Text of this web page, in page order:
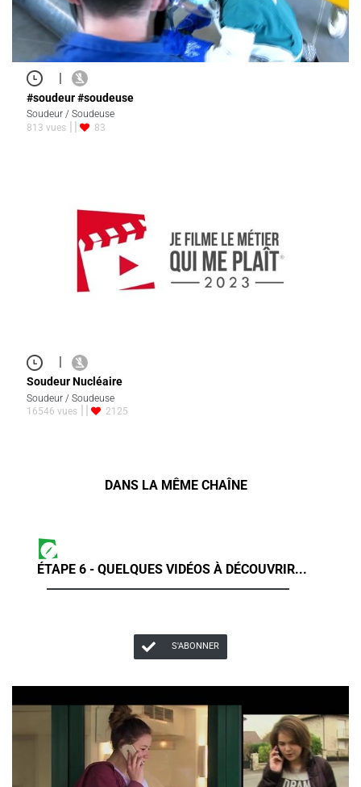
|
#soudeur #soudeuse
Soudeur / Soudeuse
813 vues
83
|
Soudeur Nucléaire
Soudeur / Soudeuse
16546 vues
2125
DANS LA MÊME CHAÎNE
ÉTAPE 6 - QUELQUES VIDÉOS À DÉCOUVRIR...
S'ABONNER